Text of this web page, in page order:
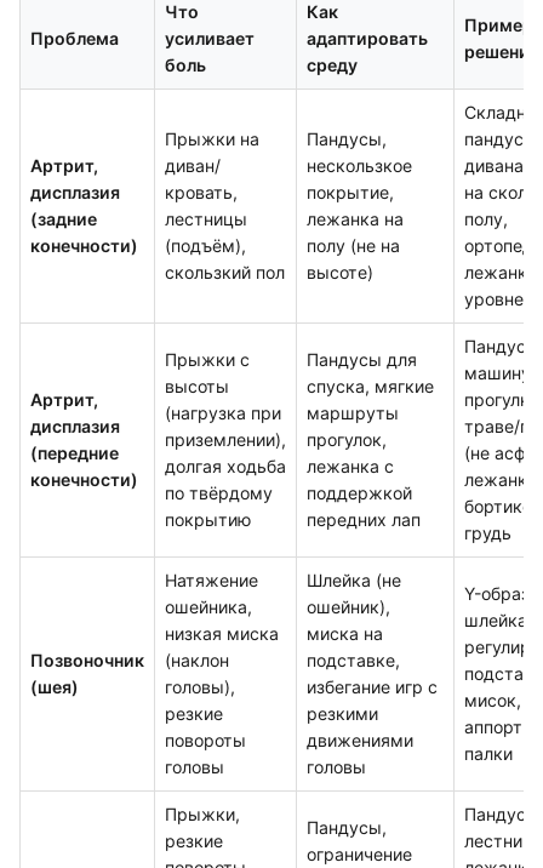
Проблема
Что
усиливает
боль
Как
адаптировать
среду
решений
Артрит,
дисплазия
(задние
конечности)
Прыжки на
диван/
кровать,
лестницы
(подъём),
скользкий пол
Пандусы,
нескользкое
покрытие,
лежанка на
полу (не на
высоте)
пандус
дивана,
на
полу,
лежанка
уровне
Артрит,
дисплазия
(передние
конечности)
Прыжки с
высоты
(нагрузка при
приземлении),
долгая ходьба
по твёрдому
покрытию
Пандусы для
спуска, мягкие
маршруты
прогулок,
лежанка с
поддержкой
передних лап
Пандус в
машину,
траве/
(не
лежанка
грудь
Позвоночник
(шея)
Натяжение
ошейника,
низкая миска
(наклон
головы),
резкие
повороты
головы
Шлейка (не
ошейник),
миска на
подставке,
избегание игр с
резкими
движениями
головы
Y-
шлейка,
мисок,
палки
Прыжки,
резкие
Пандусы,
ограничение
Пандус